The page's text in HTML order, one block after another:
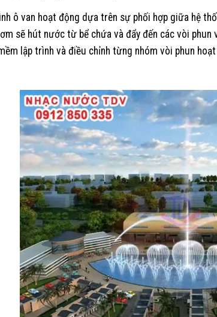
ô van hoạt động dựa trên sự phối hợp giữa hệ
sẽ hút nước từ bể chứa và đẩy đến các vòi
lập trình và điều chỉnh từng nhóm vòi phun